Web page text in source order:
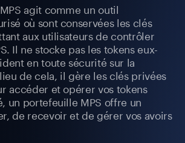
agit comme un outil
où sont conservées les clés
aux utilisateurs de contrôler
Il ne stocke pas les tokens eux-
en toute sécurité sur la
de cela, il gère les clés privées
accéder et opérer vos tokens
un portefeuille MPS offre un
de recevoir et de gérer vos avoirs